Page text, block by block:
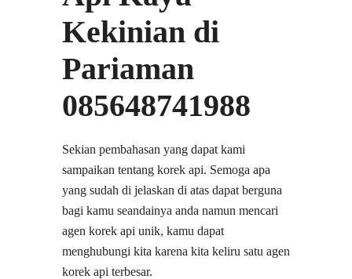
Kekinian di
Pariaman
085648741988
Sekian pembahasan yang dapat kami
sampaikan tentang korek api. Semoga apa
yang sudah di jelaskan di atas dapat berguna
bagi kamu seandainya anda namun mencari
agen korek api unik, kamu dapat
menghubungi kita karena kita keliru satu agen
korek api terbesar.